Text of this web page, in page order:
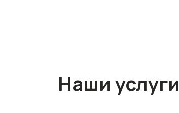
Наши услуги